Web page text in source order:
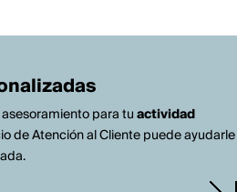
para tuactividad
de Atención al Cliente puede ayudarle